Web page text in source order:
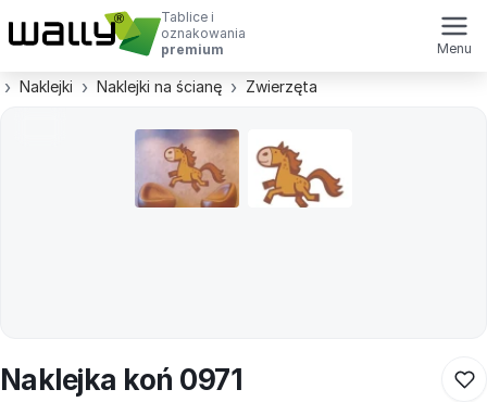
Tablice i
oznakowania
premium
Menu
Naklejki Naklejki na ścianę Zwierzęta
Naklejka koń 0971